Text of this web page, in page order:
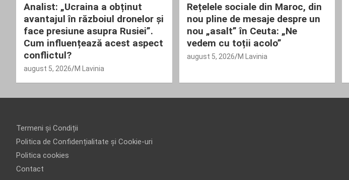
Analist: „Ucraina a obținut
avantajul în războiul dronelor și
face presiune asupra Rusiei”.
Cum influențează acest aspect
conflictul?
august 5, 2026 M Lavinia
Rețelele sociale din Maroc, din
nou pline de mesaje despre un
nou „asalt” în Ceuta: „Ne
vedem cu toții acolo”
august 5, 2026 M Lavinia
Termeni și Condiții
Politica de Confidențialitate și Cookie-uri
Politica cookies
Contact